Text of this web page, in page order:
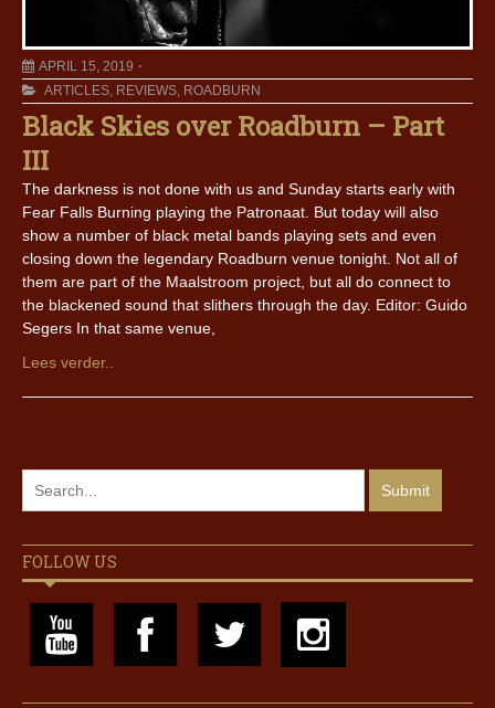
APRIL 15, 2019
ARTICLES, REVIEWS, ROADBURN
Black Skies over Roadburn – Part
III
The darkness is not done with us and Sunday starts early with
Fear Falls Burning playing the Patronaat. But today will also
show a number of black metal bands playing sets and even
closing down the legendary Roadburn venue tonight. Not all of
them are part of the Maalstroom project, but all do connect to
the blackened sound that slithers through the day. Editor: Guido
Segers In that same venue,
Lees verder..
FOLLOW US